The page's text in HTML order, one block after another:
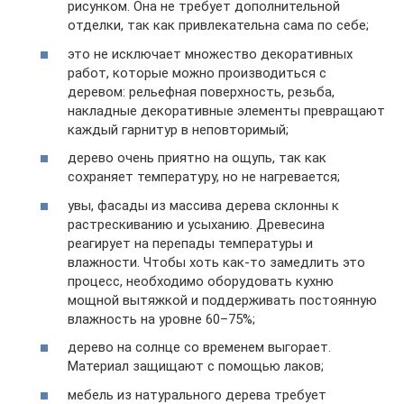
рисунком. Она не требует дополнительной
отделки, так как привлекательна сама по себе;
это не исключает множество декоративных
работ, которые можно производиться с
деревом: рельефная поверхность, резьба,
накладные декоративные элементы превращают
каждый гарнитур в неповторимый;
дерево очень приятно на ощупь, так как
сохраняет температуру, но не нагревается;
увы, фасады из массива дерева склонны к
растрескиванию и усыханию. Древесина
реагирует на перепады температуры и
влажности. Чтобы хоть как-то замедлить это
процесс, необходимо оборудовать кухню
мощной вытяжкой и поддерживать постоянную
влажность на уровне 60–75%;
дерево на солнце со временем выгорает.
Материал защищают с помощью лаков;
мебель из натурального дерева требует